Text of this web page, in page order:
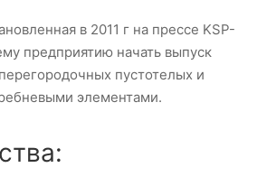
в 2011 г на прессе KSP-
предприятию начать выпуск
пустотелых и
элементами.